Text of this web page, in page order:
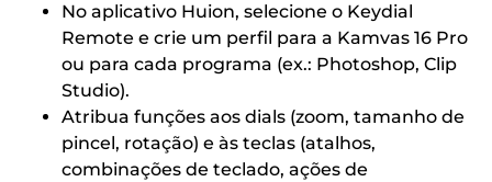
No aplicativo Huion, selecione o Keydial
Remote e crie um perfil para a Kamvas 16 Pro
ou para cada programa (ex.: Photoshop, Clip
Studio).
Atribua funções aos dials (zoom, tamanho de
pincel, rotação) e às teclas (atalhos,
combinações de teclado, ações de